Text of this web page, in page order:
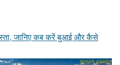
जानिए कब करें बुआई और कैसे